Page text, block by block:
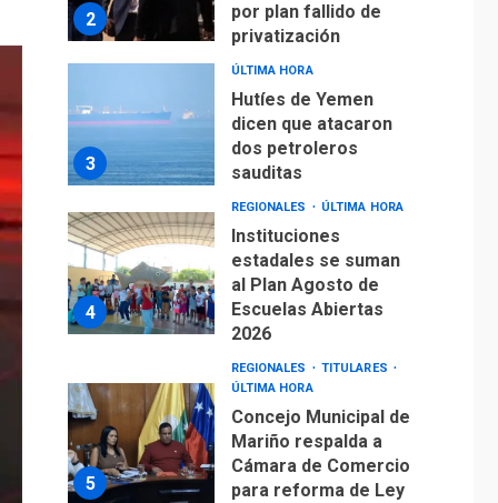
2
por plan fallido de
privatización
3
ÚLTIMA HORA
Hutíes de Yemen
dicen que atacaron
dos petroleros
sauditas
4
REGIONALES ÚLTIMA HORA
Instituciones
estadales se suman
al Plan Agosto de
Escuelas Abiertas
2026
5
REGIONALES
TITULARES
ÚLTIMA HORA
Concejo Municipal de
Mariño respalda a
Cámara de Comercio
para reforma de Ley